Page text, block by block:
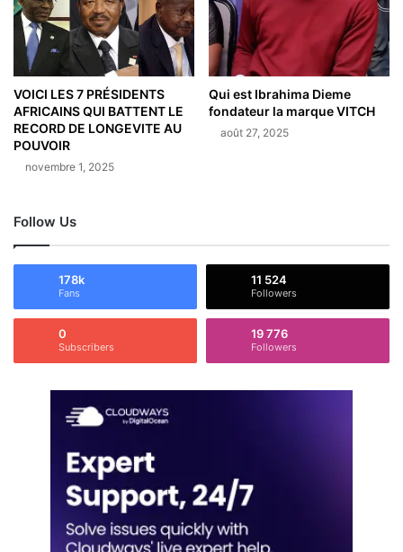
VOICI LES 7 PRÉSIDENTS
AFRICAINS QUI BATTENT LE
RECORD DE LONGEVITE AU
POUVOIR
novembre 1, 2025
Qui est Ibrahima Dieme
fondateur la marque VITCH
août 27, 2025
Follow Us
178k
Fans
11 524
Followers
0
Subscribers
19 776
Followers